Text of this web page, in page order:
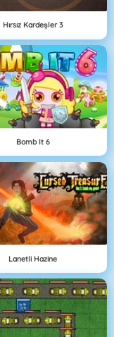
Hırsız Kardeşler 3
Bomb It 6
Lanetli Hazine